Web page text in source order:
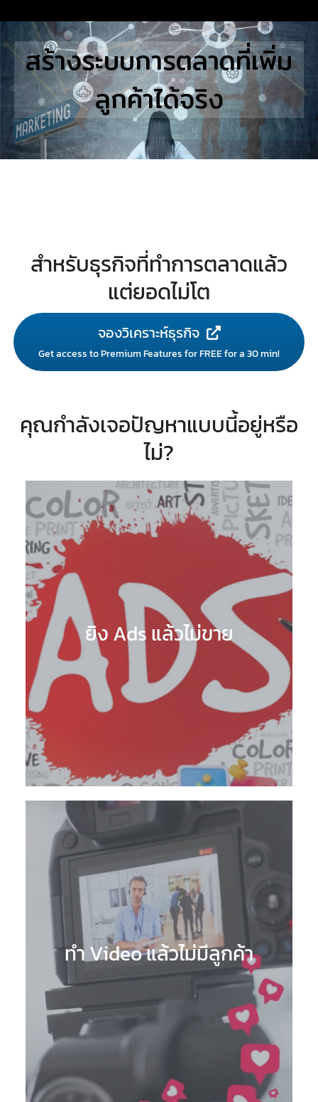
to
content
STUDIES
Search
for:สร้างระบบการตลาดที่เพิ่ม
ลูกค้าได้จริง
สำหรับธุรกิจที่ทำการตลาดแล้ว
แต่ยอดไม่โต
จองวิเคราะห์ธุรกิจ
Get access to Premium Features for FREE for a 30 min!
คุณกำลังเจอปัญหาแบบนี้อยู่หรือ
ไม่?
ยิง Ads แล้วไม่ขาย
ทำ Video แล้วไม่มีลูกค้า